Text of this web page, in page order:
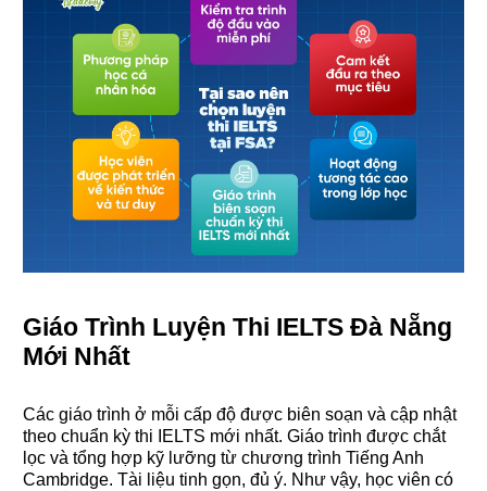
Giáo Trình Luyện Thi IELTS Đà Nẵng
Mới Nhất
Các giáo trình ở mỗi cấp độ được biên soạn và cập nhật
theo chuẩn kỳ thi IELTS mới nhất. Giáo trình được chắt
lọc và tổng hợp kỹ lưỡng từ chương trình Tiếng Anh
Cambridge. Tài liệu tinh gọn, đủ ý. Như vậy, học viên có